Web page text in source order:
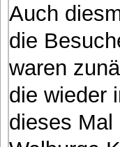
Auch
die
waren
die wieder
dieses Mal